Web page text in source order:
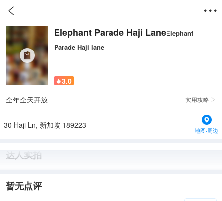
 
Elephant Parade Haji LaneElephant
Parade Haji lane
3.0
全年全天开放
实用攻略 
30 Haji Ln, 新加坡 189223
地图·周边
达人实拍
暂无点评